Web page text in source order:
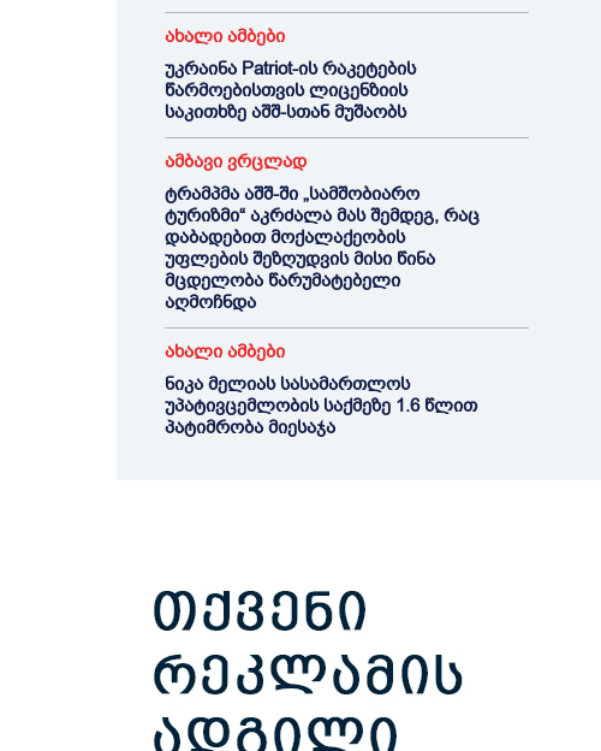
ახალი ამბები
უკრაინა Patriot-ის რაკეტების
წარმოებისთვის ლიცენზიის
საკითხზე აშშ-სთან მუშაობს
ამბავი ვრცლად
ტრამპმა აშშ-ში „სამშობიარო
ტურიზმი“ აკრძალა მას შემდეგ, რაც
დაბადებით მოქალაქეობის
უფლების შეზღუდვის მისი წინა
მცდელობა წარუმატებელი
აღმოჩნდა
ახალი ამბები
ნიკა მელიას სასამართლოს
უპატივცემლობის საქმეზე 1.6 წლით
პატიმრობა მიესაჯა